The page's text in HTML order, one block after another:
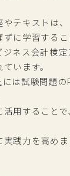
テキストは、
に学習するこ
ジネス会計検
います。
は試験問題
活用すること
践力を高めま